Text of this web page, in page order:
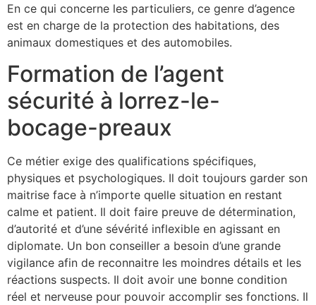
En ce qui concerne les particuliers, ce genre d’agence
est en charge de la protection des habitations, des
animaux domestiques et des automobiles.
Formation de l’agent
sécurité à lorrez-le-
bocage-preaux
Ce métier exige des qualifications spécifiques,
physiques et psychologiques. Il doit toujours garder son
maitrise face à n’importe quelle situation en restant
calme et patient. Il doit faire preuve de détermination,
d’autorité et d’une sévérité inflexible en agissant en
diplomate. Un bon conseiller a besoin d’une grande
vigilance afin de reconnaitre les moindres détails et les
réactions suspects. Il doit avoir une bonne condition
réel et nerveuse pour pouvoir accomplir ses fonctions. Il